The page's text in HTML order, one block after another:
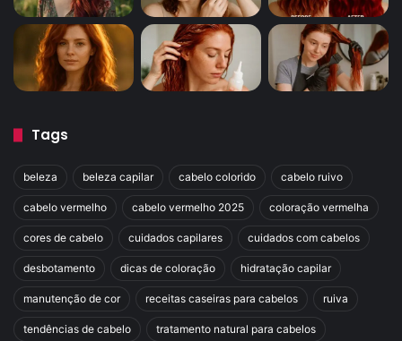
Tags
beleza beleza capilar cabelo colorido cabelo ruivo
cabelo vermelho cabelo vermelho 2025 coloração vermelha
cores de cabelo cuidados capilares cuidados com cabelos
desbotamento dicas de coloração hidratação capilar
manutenção de cor receitas caseiras para cabelos ruiva
tendências de cabelo tratamento natural para cabelos